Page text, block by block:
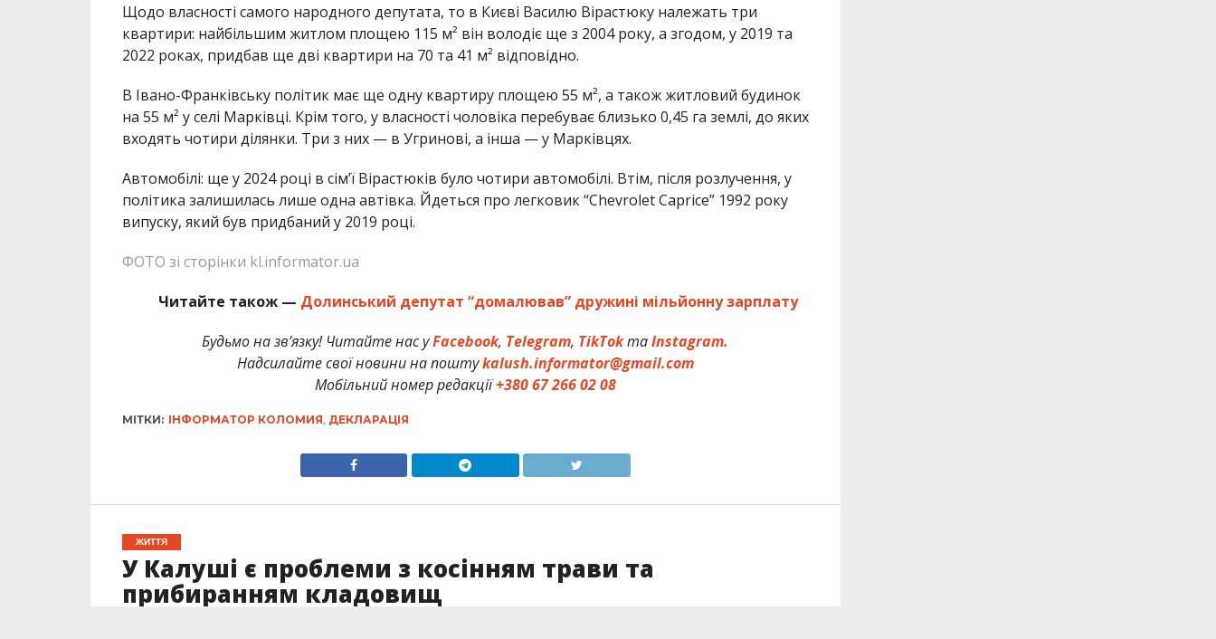
Щодо власності самого народного депутата, то в Києві Василю Вірастюку належать три
квартири: найбільшим житлом площею 115 м² він володіє ще з 2004 року, а згодом, у 2019 та
2022 роках, придбав ще дві квартири на 70 та 41 м² відповідно.
В Івано-Франківську політик має ще одну квартиру площею 55 м², а також житловий будинок
на 55 м² у селі Марківці. Крім того, у власності чоловіка перебуває близько 0,45 га землі, до яких
входять чотири ділянки. Три з них — в Угринові, а інша — у Марківцях.
Автомобілі: ще у 2024 році в сімʼї Вірастюків було чотири автомобілі. Втім, після розлучення, у
політика залишилась лише одна автівка. Йдеться про легковик “Chevrolet Caprice” 1992 року
випуску, який був придбаний у 2019 році.
ФОТО зі сторінки kl.informator.ua
Читайте також — Долинський депутат “домалював” дружині мільйонну зарплату
Будьмо на зв’язку! Читайте нас уFacebook, Telegram, TikTokтаInstagram.
Надсилайте свої новини на поштуkalush.informator@gmail.com
Мобільний номер редакції+380 67 266 02 08
МІТКИ: ІНФОРМАТОР КОЛОМИЯ ДЕКЛАРАЦІЯ
ЖИТТЯ
У Калуші є проблеми з косінням трави та
прибиранням кладовищ